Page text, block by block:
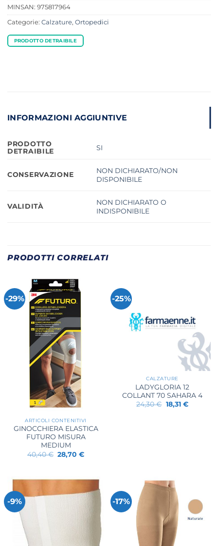
MINSAN: 975817964
Categorie: Calzature, Ortopedici
PRODOTTO DETRAIBILE
INFORMAZIONI AGGIUNTIVE
PRODOTTO
DETRAIBILE
SI
CONSERVAZIONE
NON DICHIARATO/NON
DISPONIBILE
VALIDITÀ
NON DICHIARATO O
INDISPONIBILE
PRODOTTI CORRELATI
-29%
ARTICOLI CONTENITIVI
GINOCCHIERA ELASTICA
FUTURO MISURA
MEDIUM
40,40€ Il
prezzo
40,40 €.
28,70€Il
28,70 €.
-25%
CALZATURE
LADYGLORIA 12
COLLANT 70 SAHARA 4
24,30€ Il
prezzo
18,31 €Il
-9% -17%